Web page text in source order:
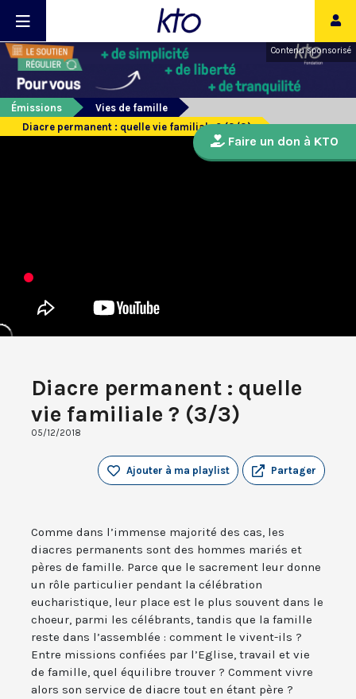
Contenu sponsorisé
Émissions
Vies de famille
Diacre permanent : quelle vie familiale ? (3/3)
Diacre permanent : quelle
vie familiale ? (3/3)
05/12/2018
Partager
Ajouter à ma playlist
Comme dans l’immense majorité des cas, les
diacres permanents sont des hommes mariés et
pères de famille. Parce que le sacrement leur donne
un rôle particulier pendant la célébration
eucharistique, leur place est le plus souvent dans le
choeur, parmi les célébrants, tandis que la famille
reste dans l’assemblée : comment le vivent-ils ?
Entre missions confiées par l’Eglise, travail et vie
de famille, quel équilibre trouver ? Comment vivre
alors son service de diacre tout en étant père ?
Faire un don à KTO